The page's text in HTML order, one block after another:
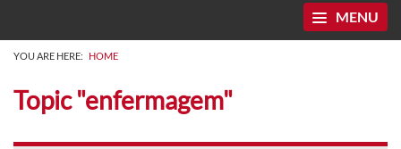
MENU
YOU ARE HERE: HOME
Topic "enfermagem"